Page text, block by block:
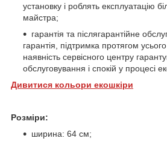
установку і роблять експлуатацію
майстра;
гарантія та післягарантійне
гарантія, підтримка протягом
наявність сервісного центру
обслуговування і спокій у процесі
Дивитися кольори екошкіри
Розміри:
ширина: 64 см;